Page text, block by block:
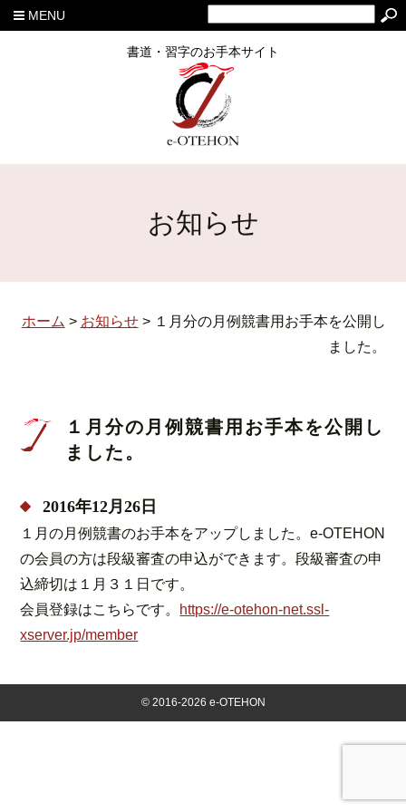
MENU
書道・習字のお手本サイト
お知らせ
ホーム > お知らせ> １月分の月例競書用お手本を公開し
ました。
１月分の月例競書用お手本を公開し
ました。
2016年12月26日
１月の月例競書のお手本をアップしました。e-OTEHON
の会員の方は段級審査の申込ができます。段級審査の申
込締切は１月３１日です。
会員登録はこちらです。 https://e-otehon-net.ssl-
xserver.jp/member
© 2016-2026 e-OTEHON